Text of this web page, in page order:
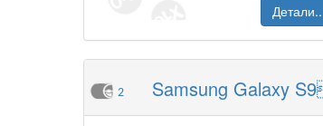
2 Samsung Galaxy